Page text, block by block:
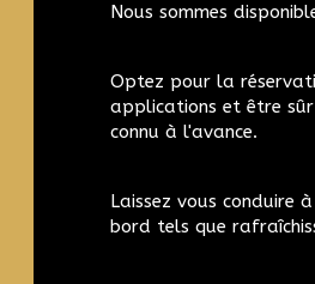
Nous sommes
Optez pour la
applications et être
connu à l'avance.
Laissez vous conduire
bord tels que